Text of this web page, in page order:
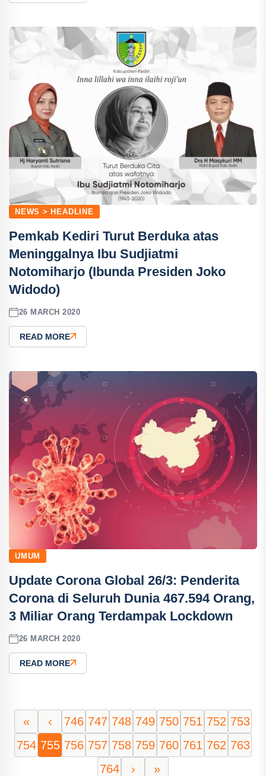
NEWS > HEADLINE
Pemkab Kediri Turut Berduka atas
Meninggalnya Ibu Sudjiatmi
Notomiharjo (Ibunda Presiden Joko
Widodo)
26 MARCH 2020
READ MORE
UMUM
Update Corona Global 26/3: Penderita
Corona di Seluruh Dunia 467.594 Orang,
3 Miliar Orang Terdampak Lockdown
26 MARCH 2020
READ MORE
« ‹ 746 747 748 749 750 751 752 753
754 755 756 757 758 759 760 761 762 763
764
› »